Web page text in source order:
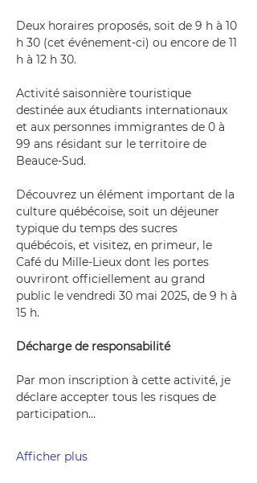
Deux horaires proposés, soit de 9 h à 10
h 30 (cet événement-ci) ou encore de 11
h à 12 h 30.
Activité saisonnière touristique
destinée aux étudiants internationaux
et aux personnes immigrantes de 0 à
99 ans résidant sur le territoire de
Beauce-Sud.
Découvrez un élément important de la
culture québécoise, soit un déjeuner
typique du temps des sucres
québécois, et visitez, en primeur, le
Café du Mille-Lieux dont les portes
ouvriront officiellement au grand
public le vendredi 30 mai 2025, de 9 h à
15 h.
Décharge de responsabilité
Par mon inscription à cette activité, je
déclare accepter tous les risques de
participation…
Afficher plus